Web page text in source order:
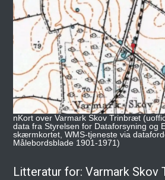
nKort over Varmark Skov Trinbræt
data fra Styrelsen for Dataforsyning og
skærmkortet, WMS-tjeneste via
Målebordsblade 1901-1971)
Litteratur for: Varmark Skov